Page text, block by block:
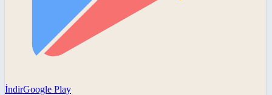
İndirGoogle Play